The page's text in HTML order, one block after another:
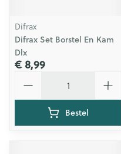
Difrax
Difrax Set Borstel En Kam
Dlx
€ 8,99
Bestel